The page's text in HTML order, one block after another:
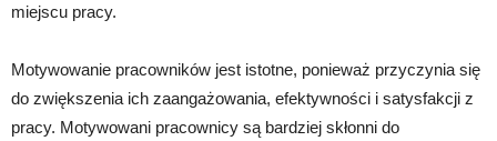
miejscu pracy.
Motywowanie pracowników jest istotne, ponieważ przyczynia się
do zwiększenia ich zaangażowania, efektywności i satysfakcji z
pracy. Motywowani pracownicy są bardziej skłonni do